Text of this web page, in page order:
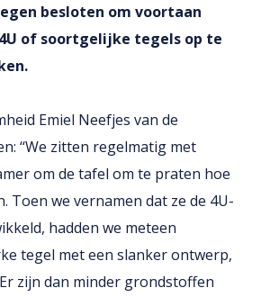
besloten om voortaan
of soortgelijke tegels op te
Emiel Neefjes van de
‘‘We zitten regelmatig met
om de tafel om te praten hoe
Toen we vernamen dat ze de 4U-
hadden we meteen
tegel met een slanker ontwerp,
zijn dan minder grondstoffen